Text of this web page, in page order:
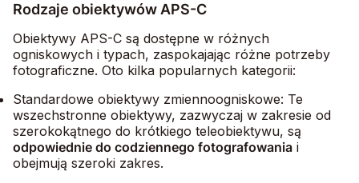
Rodzaje obiektywów APS-C
Obiektywy APS-C są dostępne w różnych
ogniskowych i typach, zaspokajając różne potrzeby
fotograficzne. Oto kilka popularnych kategorii:
Standardowe obiektywy zmiennoogniskowe: Te
wszechstronne obiektywy, zazwyczaj w zakresie od
szerokokątnego do krótkiego teleobiektywu, są
odpowiednie do codziennego fotografowania i
obejmują szeroki zakres.